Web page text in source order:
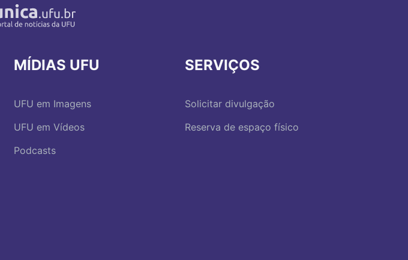
MÍDIAS UFU
UFU em Imagens
UFU em Vídeos
Podcasts
SERVIÇOS
Solicitar divulgação
Reserva de espaço físico